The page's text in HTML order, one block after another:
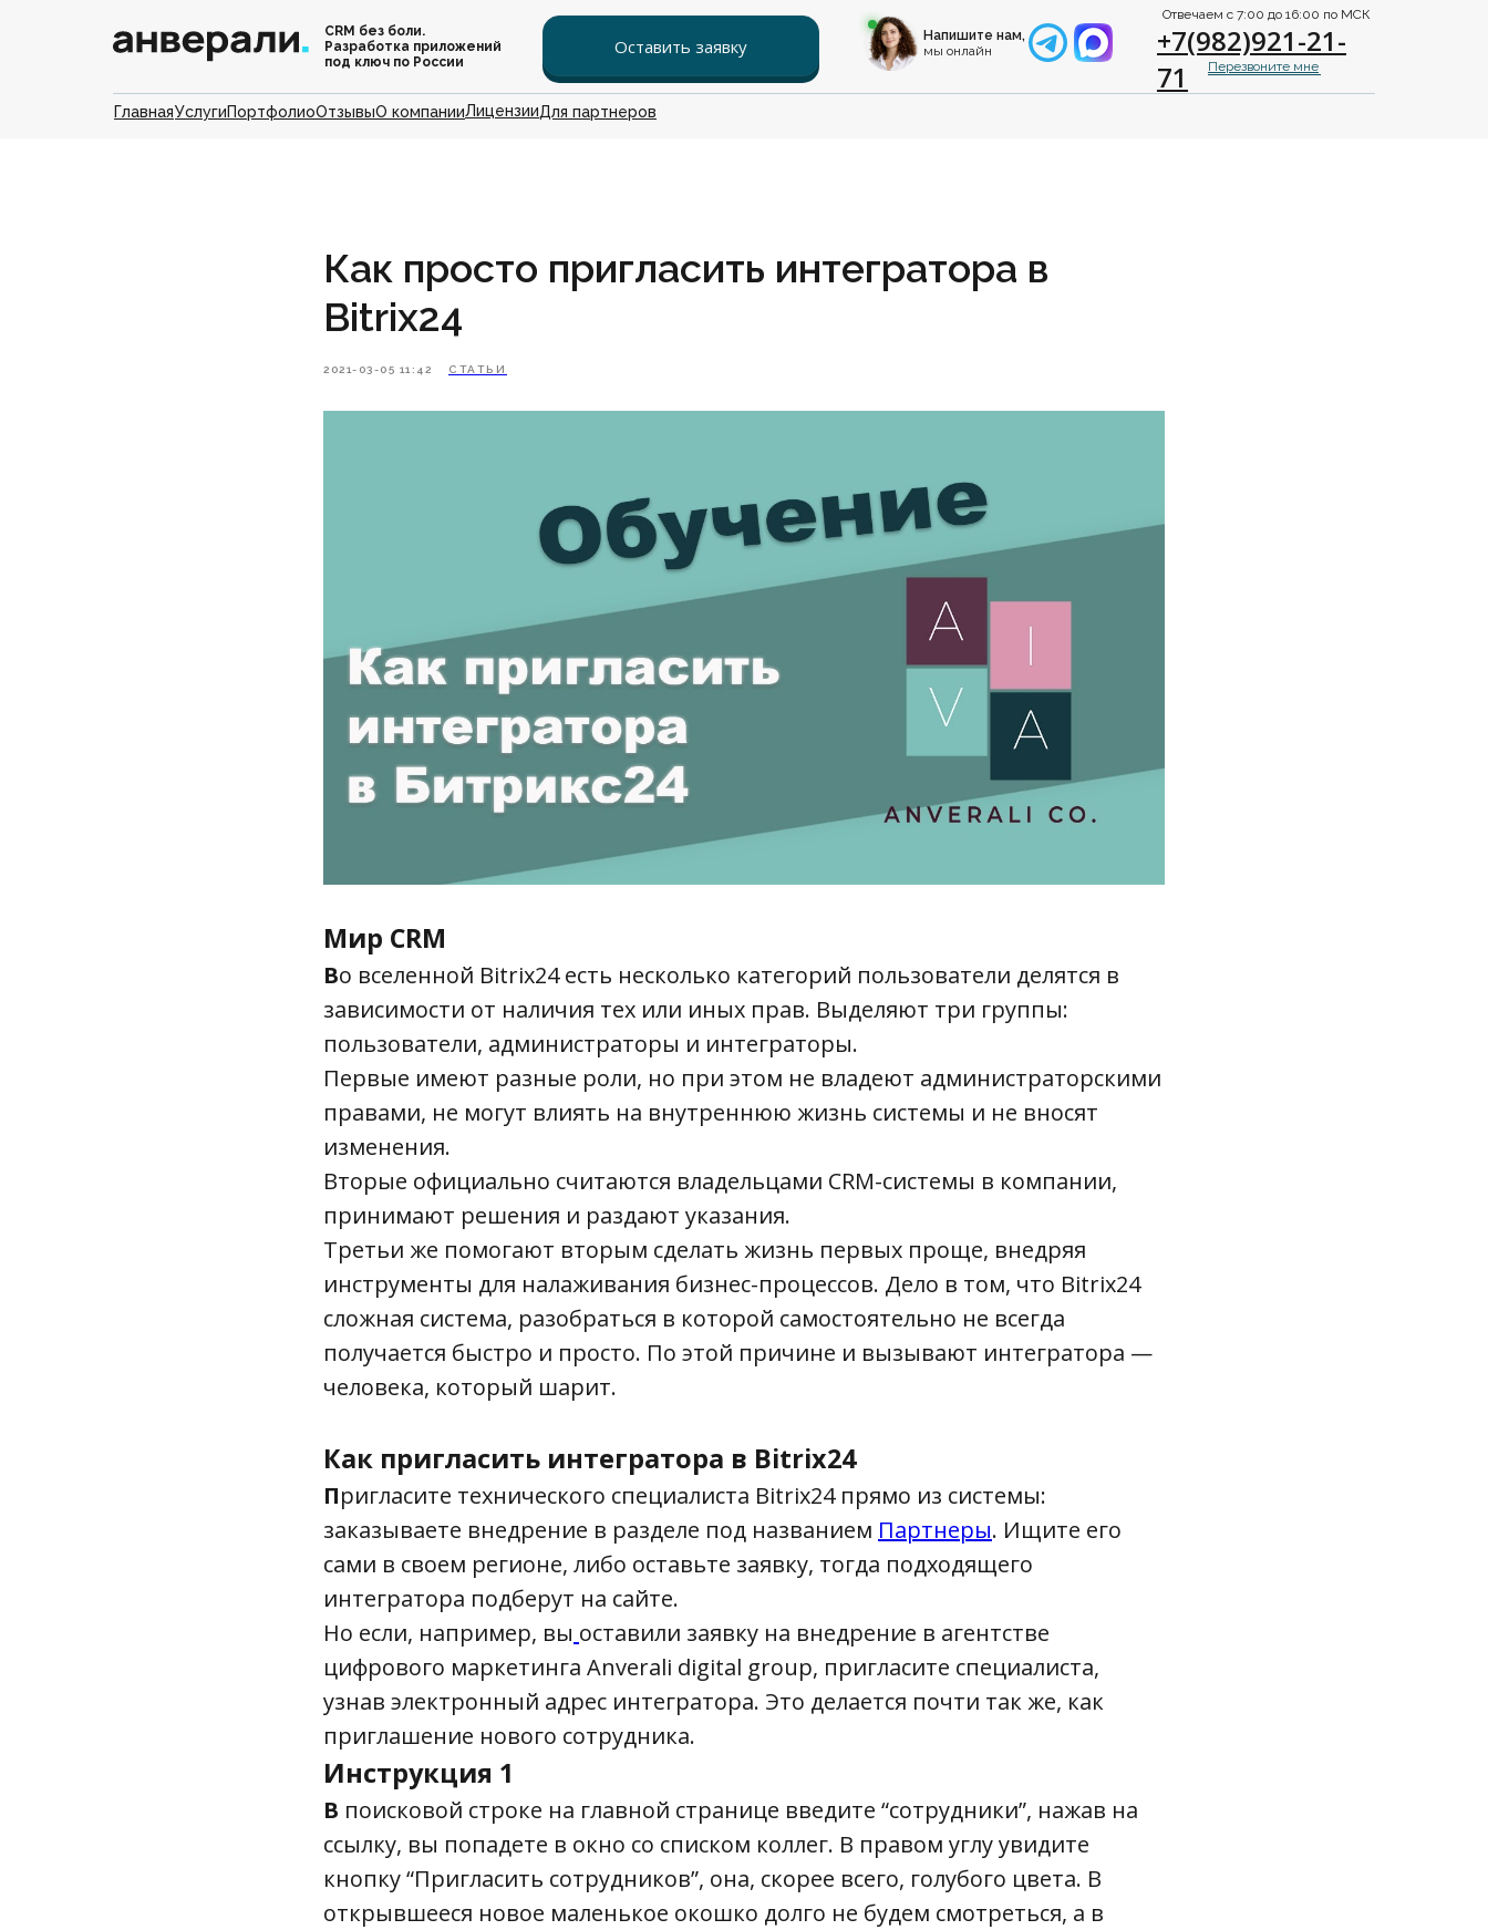
CRM без боли.
Разработка приложений
под ключ по России
Напишите нам,
мы онлайн
Оставить заявку
ГлавнаяУслугиПортфолиоОтзывыО компанииЛицензииДля партнеров
Отвечаем с 7:00 до 16:00 по МСК
Перезвоните мне
+7(982)921-21-
71
Как просто пригласить интегратора в
Bitrix24
2021-03-05 11:42 СТАТЬИ
Мир CRM
Во вселенной Bitrix24 есть несколько категорий пользователи делятся в
зависимости от наличия тех или иных прав. Выделяют три группы:
пользователи, администраторы и интеграторы.
Первые имеют разные роли, но при этом не владеют администраторскими
правами, не могут влиять на внутреннюю жизнь системы и не вносят
изменения.
Вторые официально считаются владельцами CRM-системы в компании,
принимают решения и раздают указания.
Третьи же помогают вторым сделать жизнь первых проще, внедряя
инструменты для налаживания бизнес-процессов. Дело в том, что Bitrix24
сложная система, разобраться в которой самостоятельно не всегда
получается быстро и просто. По этой причине и вызывают интегратора —
человека, который шарит.
Как пригласить интегратора в Bitrix24
Пригласите технического специалиста Bitrix24 прямо из системы:
заказываете внедрение в разделе под названием Партнеры. Ищите его
сами в своем регионе, либо оставьте заявку, тогда подходящего
интегратора подберут на сайте.
Но если, например, вы оставили заявку на внедрение в агентстве
цифрового маркетинга Anverali digital group, пригласите специалиста,
узнав электронный адрес интегратора. Это делается почти так же, как
приглашение нового сотрудника.
Инструкция 1
В поисковой строке на главной странице введите “сотрудники”, нажав на
ссылку, вы попадете в окно со списком коллег. В правом углу увидите
кнопку “Пригласить сотрудников”, она, скорее всего, голубого цвета. В
открывшееся новое маленькое окошко долго не будем смотреться, а в